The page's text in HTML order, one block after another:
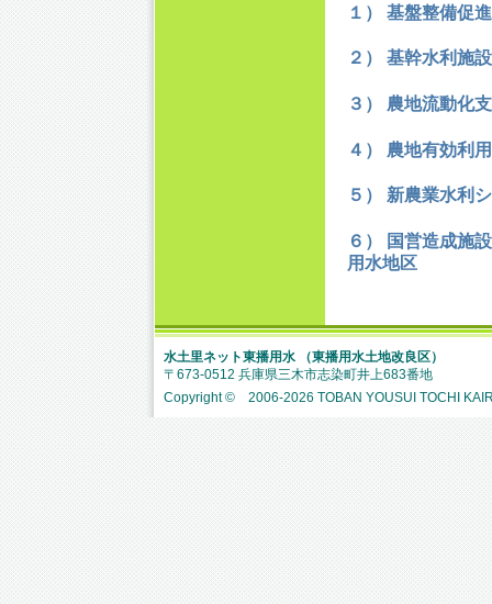
１） 基盤整備
２） 基幹水利
３） 農地流動
４） 農地有効
５） 新農業水
６） 国営造成施
用水地区
水土里ネット東播用水 （東播用水土地改良区）
〒673-0512 兵庫県三木市志染町井上683番地
Copyright © 2006-2026 TOBAN YOUSUI TOCHI